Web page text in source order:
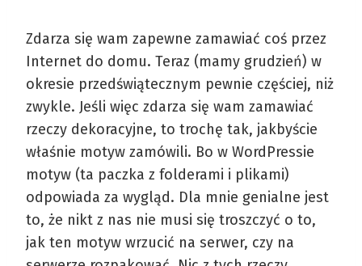
Zdarza się wam zapewne zamawiać coś przez
Internet do domu. Teraz (mamy grudzień) w
okresie przedświątecznym pewnie częściej, niż
zwykle. Jeśli więc zdarza się wam zamawiać
rzeczy dekoracyjne, to trochę tak, jakbyście
właśnie motyw zamówili. Bo w WordPressie
motyw (ta paczka z folderami i plikami)
odpowiada za wygląd. Dla mnie genialne jest
to, że nikt z nas nie musi się troszczyć o to,
jak ten motyw wrzucić na serwer, czy na